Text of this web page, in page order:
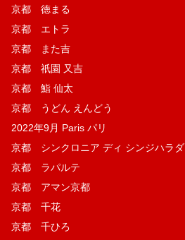
京都 徳まる
京都 エトラ
京都 また吉
京都 祇園 又吉
京都 鮨 仙太
京都 うどん えんどう
2022年9月 Paris パリ
京都 シンクロニア ディ シンジハラダ
京都 ラパルテ
京都 アマン京都
京都 千花
京都 千ひろ